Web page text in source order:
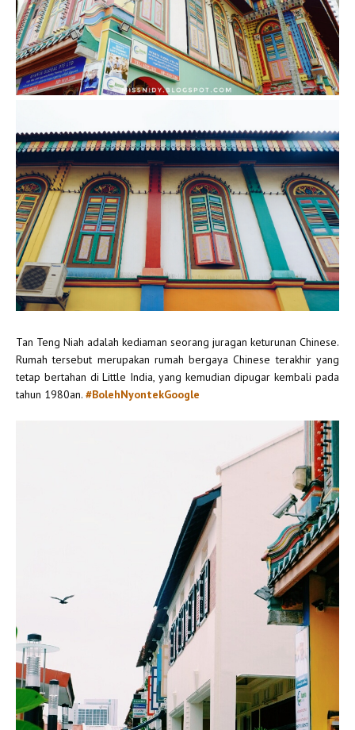
Tan Teng Niah adalah kediaman seorang juragan keturunan Chinese.
Rumah tersebut merupakan rumah bergaya Chinese terakhir yang
tetap bertahan di Little India, yang kemudian dipugar kembali pada
tahun 1980an. #BolehNyontekGoogle